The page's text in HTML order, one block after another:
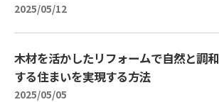
2025/05/12
木材を活かしたリフォームで自然と調和
する住まいを実現する方法
2025/05/05